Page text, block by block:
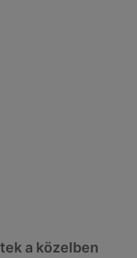
a közelben